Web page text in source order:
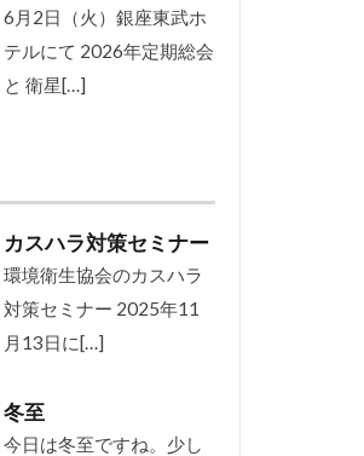
6月2日（火）銀座東武ホ
テルにて 2026年定期総会
と 衛星[…]
カスハラ対策セミナー
環境衛生協会のカスハラ
対策セミナー 2025年11
月13日に[…]
冬至
今日は冬至ですね。少し